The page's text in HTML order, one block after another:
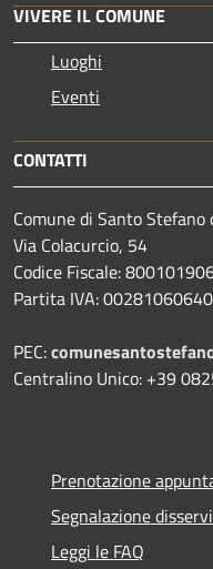
VIVERE IL COMUNE
Luoghi
Eventi
CONTATTI
Comune di Santo Stefano
Via Colacurcio, 54
Codice Fiscale:
Partita IVA: 00281060640
PEC:
Centralino Unico: +39
Prenotazione
Segnalazione
Leggi le FAQ